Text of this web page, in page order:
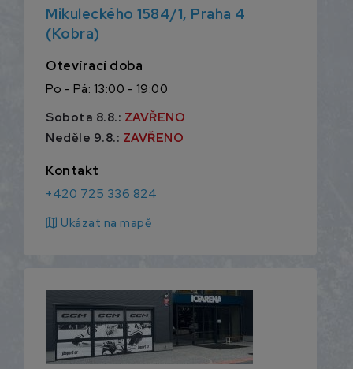
Mikuleckého 1584/1, Praha 4
(Kobra)
Otevírací doba
Po - Pá: 13:00 - 19:00
Sobota 8.8.: ZAVŘENO
Neděle 9.8.: ZAVŘENO
Kontakt
+420 725 336 824
map Ukázat na mapě